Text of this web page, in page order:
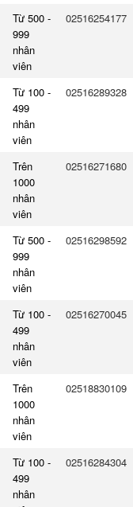
Từ 500 -
999
nhân
viên
02516254177
Từ 100 -
499
nhân
viên
02516289328
Trên
1000
nhân
viên
02516271680
Từ 500 -
999
nhân
viên
02516298592
Từ 100 -
499
nhân
viên
02516270045
Trên
1000
nhân
viên
02518830109
Từ 100 -
499
nhân
02516284304